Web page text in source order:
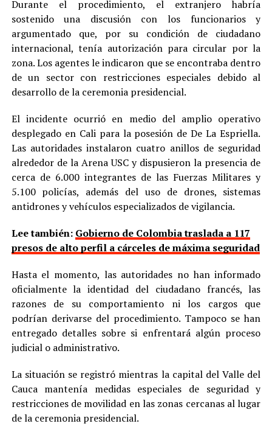
Durante el procedimiento, el extranjero habría
sostenido una discusión con los funcionarios y
argumentado que, por su condición de ciudadano
internacional, tenía autorización para circular por la
zona. Los agentes le indicaron que se encontraba dentro
de un sector con restricciones especiales debido al
desarrollo de la ceremonia presidencial.
El incidente ocurrió en medio del amplio operativo
desplegado en Cali para la posesión de De La Espriella.
Las autoridades instalaron cuatro anillos de seguridad
alrededor de la Arena USC y dispusieron la presencia de
cerca de 6.000 integrantes de las Fuerzas Militares y
5.100 policías, además del uso de drones, sistemas
antidrones y vehículos especializados de vigilancia.
Lee también: Gobierno de Colombia traslada a 117
presos de alto perfil a cárceles de máxima seguridad
Hasta el momento, las autoridades no han informado
oficialmente la identidad del ciudadano francés, las
razones de su comportamiento ni los cargos que
podrían derivarse del procedimiento. Tampoco se han
entregado detalles sobre si enfrentará algún proceso
judicial o administrativo.
La situación se registró mientras la capital del Valle del
Cauca mantenía medidas especiales de seguridad y
restricciones de movilidad en las zonas cercanas al lugar
de la ceremonia presidencial.